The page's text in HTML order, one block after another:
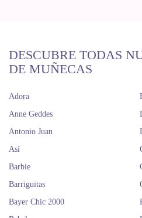
DESCUBRE TODAS
DE MUÑECAS
Adora
Anne Geddes
Antonio Juan
Así
Barbie
Barriguitas
Bayer Chic 2000